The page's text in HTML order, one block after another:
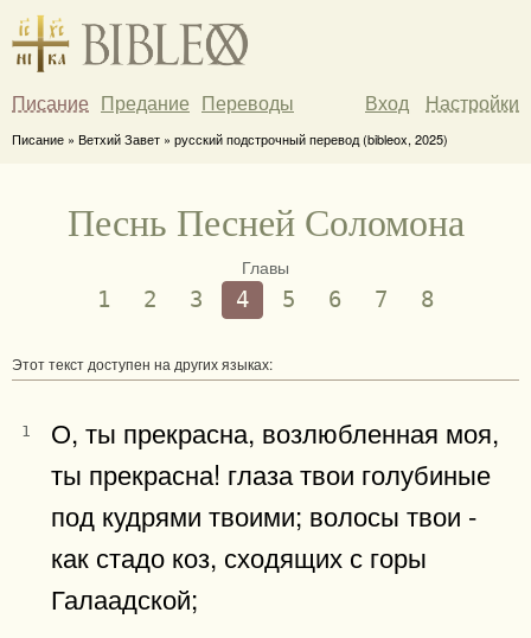
Писание Предание Переводы Вход Настройки
Писание » Ветхий Завет » русский подстрочный перевод (bibleox, 2025)
Песнь Песней Соломона
Главы
1 2 3 4 5 6 7 8
Этот текст доступен на других языках:
1
О, ты прекрасна, возлюбленная моя,
ты прекрасна! глаза твои голубиные
под кудрями твоими; волосы твои -
как стадо коз, сходящих с горы
Галаадской;